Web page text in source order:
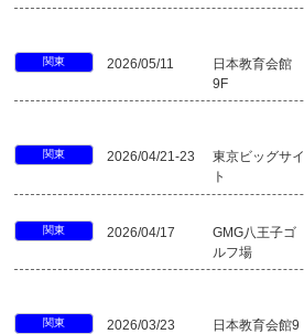
関東 2026/05/11
日本教育会館
9F
関東 2026/04/21-23
東京ビッグサイ
ト
関東 2026/04/17
GMG八王子ゴ
ルフ場
関東 2026/03/23
日本教育会館9